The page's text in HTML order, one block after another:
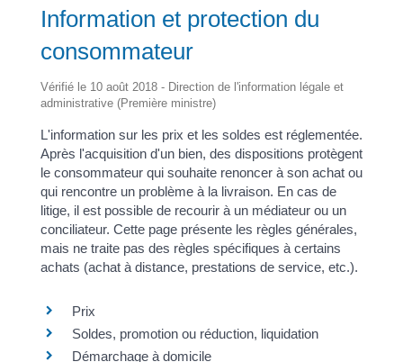
Information et protection du
consommateur
Vérifié le 10 août 2018 - Direction de l'information légale et
administrative (Première ministre)
L'information sur les prix et les soldes est réglementée.
Après l'acquisition d'un bien, des dispositions protègent
le consommateur qui souhaite renoncer à son achat ou
qui rencontre un problème à la livraison. En cas de
litige, il est possible de recourir à un médiateur ou un
conciliateur. Cette page présente les règles générales,
mais ne traite pas des règles spécifiques à certains
achats (achat à distance, prestations de service, etc.).
Prix
Soldes, promotion ou réduction, liquidation
Démarchage à domicile